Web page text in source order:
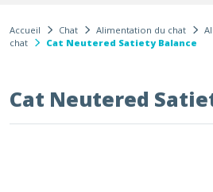
Accueil Chat Alimentation du chat
chat
Cat Neutered Satiety Balance
Cat Neutered